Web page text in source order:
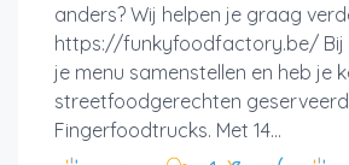
anders? Wij helpen je graag
https://funkyfoodfactory.be/ Bij
je menu samenstellen en heb je
streetfoodgerechten
Fingerfoodtrucks. Met 14...